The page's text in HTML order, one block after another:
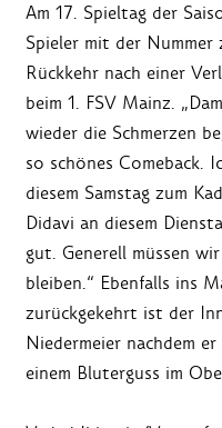
Am 17. Spieltag der
Spieler mit der Nummer
Rückkehr nach einer
beim 1. FSV Mainz.
wieder die Schmerzen
so schönes Comeback.
diesem Samstag zum
Didavi an diesem
gut. Generell müssen
bleiben.“ Ebenfalls ins
zurückgekehrt ist der
Niedermeier nachdem
einem Bluterguss im